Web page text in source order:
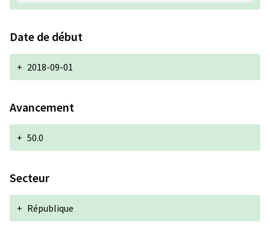
Date de début
+ 2018-09-01
Avancement
+ 50.0
Secteur
+ République